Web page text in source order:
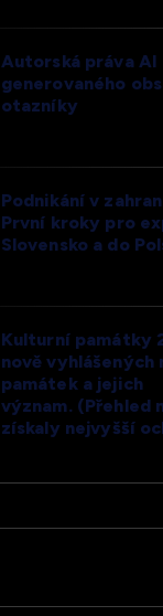
Autorská práva AI
generovaného
otazníky
Podnikání v
První kroky pro
Slovensko a do
Kulturní památky
nově vyhlášených
památek a jejich
význam. (Přehled
získaly nejvyšší